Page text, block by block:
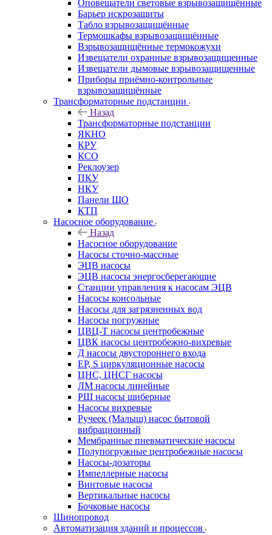
Оповещатели световые взрывозащищённые
Барьер искрозащиты
Табло взрывозащищённые
Термошкафы взрывозащищённые
Взрывозащищённые термокожухи
Извещатели охранные взрывозащищенные
Извещатели дымовые взрывозащищенные
Приборы приёмно-контрольные
взрывозащищённые
Трансформаторные подстанции
Назад
Трансформаторные подстанции
ЯКНО
КРУ
КСО
Реклоузер
ПКУ
НКУ
Панели ЩО
КТП
Насосное оборудование
Назад
Насосное оборудование
Насосы сточно-массные
ЭЦВ насосы
ЭЦВ насосы энергосберегающие
Станции управления к насосам ЭЦВ
Насосы консольные
Насосы для загрязненных вод
Насосы погружные
ЦВЦ-Т насосы центробежные
ЦВК насосы центробежно-вихревые
Д насосы двустороннего входа
EP, S циркуляционные насосы
ЦНС, ЦНСГ насосы
ЛМ насосы линейные
РШ насосы шиберные
Насосы вихревые
Ручеек (Малыш) насос бытовой
вибрационный
Мембранные пневматические насосы
Полупогружные центробежные насосы
Насосы-дозаторы
Импеллерные насосы
Винтовые насосы
Вертикальные насосы
Бочковые насосы
Шинопровод
Автоматизация зданий и процессов